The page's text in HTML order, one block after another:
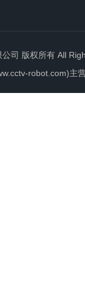
司 版权所有 All
robot.com)主